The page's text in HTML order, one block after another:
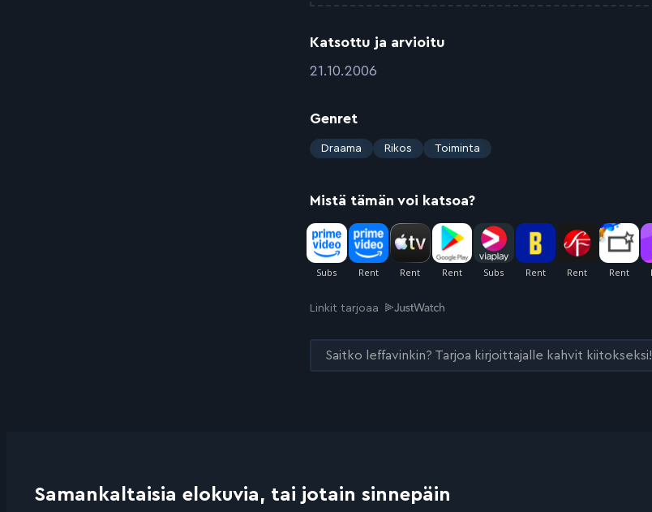
Katsottu ja arvioitu
:21.10.2006
Genret
:
Draama Rikos Toiminta
Mistä tämän voi katsoa?
Linkit tarjoaa
Saitko leffavinkin? Tarjoa kirjoittajalle kahvit kiitokseksi!
Samankaltaisia elokuvia, tai jotain sinnepäin